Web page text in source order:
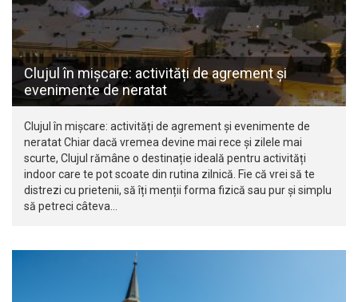
Clujul în mișcare: activități de agrement și
evenimente de neratat
Clujul în mișcare: activități de agrement și evenimente de
neratat Chiar dacă vremea devine mai rece și zilele mai
scurte, Clujul rămâne o destinație ideală pentru activități
indoor care te pot scoate din rutina zilnică. Fie că vrei să te
distrezi cu prietenii, să îți menții forma fizică sau pur și simplu
să petreci câteva…